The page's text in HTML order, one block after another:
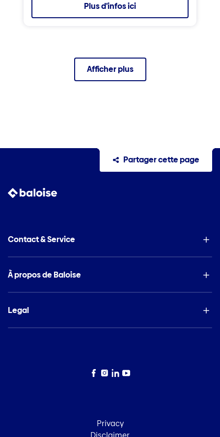
Plus d'infos ici
Afficher plus
Partager cette page
Contact & Service
À propos de Baloise
Legal
Facebook
Instagram
LinkedIn
YouTube
Privacy